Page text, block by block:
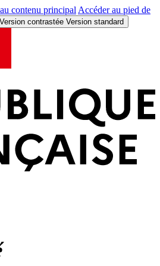
contenu principal Accéder au pied de
Version contrastée Version standard